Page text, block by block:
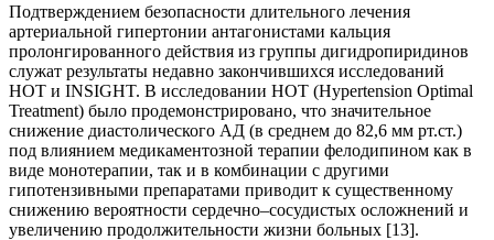
Подтверждением безопасности длительного лечения
артериальной гипертонии антагонистами кальция
пролонгированного действия из группы дигидропиридинов
служат результаты недавно закончившихся исследований
НОТ и INSIGHT. В исследовании HOT (Hypertension Optimal
Treatment) было продемонстрировано, что значительное
снижение диастолического АД (в среднем до 82,6 мм рт.ст.)
под влиянием медикаментозной терапии фелодипином как в
виде монотерапии, так и в комбинации с другими
гипотензивными препаратами приводит к существенному
снижению вероятности сердечно–сосудистых осложнений и
увеличению продолжительности жизни больных [13].